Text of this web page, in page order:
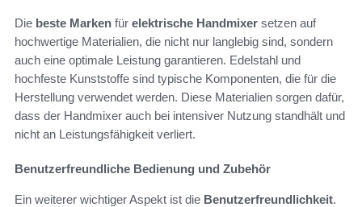
Die beste Marken für elektrische Handmixer setzen auf
hochwertige Materialien, die nicht nur langlebig sind, sondern
auch eine optimale Leistung garantieren. Edelstahl und
hochfeste Kunststoffe sind typische Komponenten, die für die
Herstellung verwendet werden. Diese Materialien sorgen dafür,
dass der Handmixer auch bei intensiver Nutzung standhält und
nicht an Leistungsfähigkeit verliert.
Benutzerfreundliche Bedienung und Zubehör
Ein weiterer wichtiger Aspekt ist die Benutzerfreundlichkeit.